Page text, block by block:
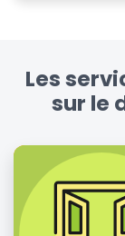
Les
sur le